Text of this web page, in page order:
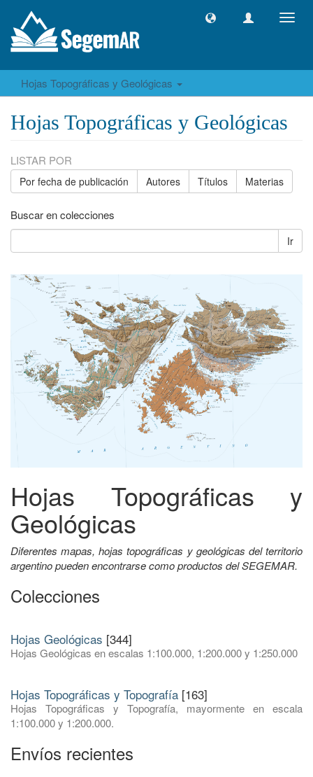
Hojas Topográficas y Geológicas
Hojas Topográficas y Geológicas
LISTAR POR
Por fecha de publicación Autores Títulos Materias
Buscar en colecciones
Ir
Hojas Topográficas y
Geológicas
Diferentes mapas, hojas topográficas y geológicas del territorio
argentino pueden encontrarse como productos del SEGEMAR.
Colecciones
Hojas Geológicas [344]
Hojas Geológicas en escalas 1:100.000, 1:200.000 y 1:250.000
Hojas Topográficas y Topografía [163]
Hojas Topográficas y Topografía, mayormente en escala
1:100.000 y 1:200.000.
Envíos recientes